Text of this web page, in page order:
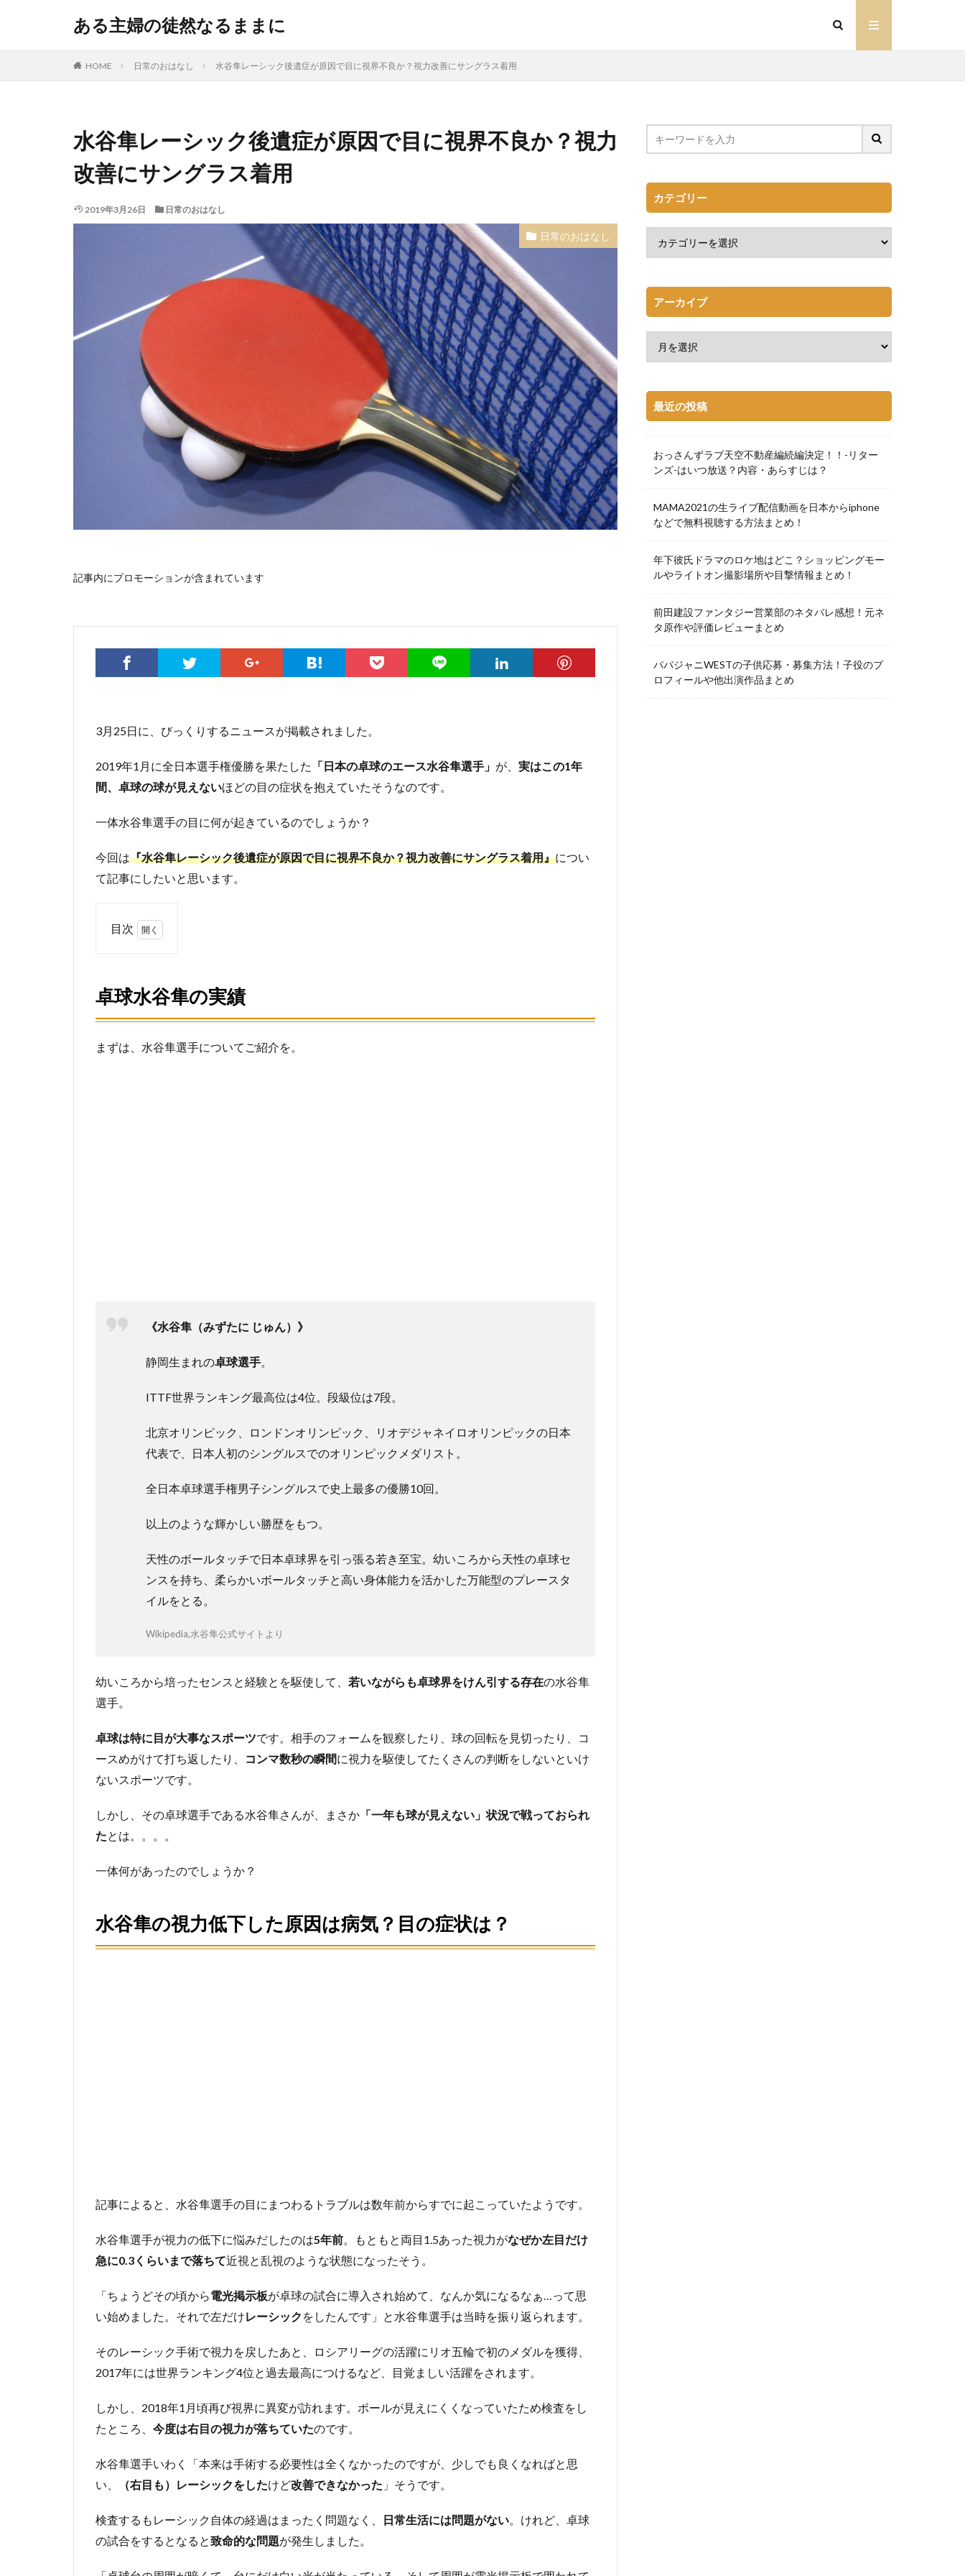
ある主婦の徒然なるままに
HOME 日常のおはなし 水谷隼レーシック後遺症が原因で目に視界不良か？視力改善にサングラス着用
水谷隼レーシック後遺症が原因で目に視界不良か？視力
改善にサングラス着用
2019年3月26日 日常のおはなし
日常のおはなし
記事内にプロモーションが含まれています
3月25日に、びっくりするニュースが掲載されました。
2019年1月に全日本選手権優勝を果たした 「日本の卓球のエース水谷隼選手」 が、 実はこの1年
間、卓球の球が見えないほどの目の症状を抱えていたそうなのです。
一体水谷隼選手の目に何が起きているのでしょうか？
今回は『水谷隼レーシック後遺症が原因で目に視界不良か？視力改善にサングラス着用』につい
て記事にしたいと思います。
目次
水
隼
の
実
ー
（メ
ガ
ネ）
で視
良回
復
ま
と
卓球水谷隼の実績
まずは、水谷隼選手についてご紹介を。
《水谷隼（みずたに じゅん）》
静岡生まれの卓球選手。
ITTF世界ランキング最高位は4位。段級位は7段。
北京オリンピック、ロンドンオリンピック、リオデジャネイロオリンピックの日本
代表で、日本人初のシングルスでのオリンピックメダリスト。
全日本卓球選手権男子シングルスで史上最多の優勝10回。
以上のような輝かしい勝歴をもつ。
天性のボールタッチで日本卓球界を引っ張る若き至宝。幼いころから天性の卓球セ
ンスを持ち、柔らかいボールタッチと高い身体能力を活かした万能型のプレースタ
イルをとる。
Wikipedia,水谷隼公式サイトより
幼いころから培ったセンスと経験とを駆使して、 若いながらも卓球界をけん引する存在の水谷隼
選手。
卓球は特に目が大事なスポーツです。相手のフォームを観察したり、球の回転を見切ったり、コ
ースめがけて打ち返したり、
コンマ数秒の瞬間に視力を駆使してたくさんの判断をしないといけ
ないスポーツです。
しかし、その卓球選手である水谷隼さんが、まさか 「一年も球が見えない」状況で戦っておられ
たとは。。。。
一体何があったのでしょうか？
水谷隼の視力低下した原因は病気？目の症状は？
記事によると、水谷隼選手の目にまつわるトラブルは数年前からすでに起こっていたようです。
水谷隼選手が視力の低下に悩みだしたのは5年前。もともと両目1.5あった視力がなぜか左目だけ
急に0.3くらいまで落ちて近視と乱視のような状態になったそう。
「ちょうどその頃から電光掲示板が卓球の試合に導入され始めて、なんか気になるなぁ…って思
い始めました。それで左だけレーシック をしたんです」と水谷隼選手は当時を振り返られます。
そのレーシック手術で視力を戻したあと、ロシアリーグの活躍にリオ五輪で初のメダルを獲得、
2017年には世界ランキング4位と過去最高につけるなど、目覚ましい活躍をされます。
しかし、2018年1月頃再び視界に異変が訪れます。ボールが見えにくくなっていたため検査をし
たところ、 今度は右目の視力が落ちていたのです。
水谷隼選手いわく「本来は手術する必要性は全くなかったのですが、少しでも良くなればと思
い、
（右目も）レーシックをしたけど改善できなかった 」そうです。
検査するもレーシック自体の経過はまったく問題なく、 日常生活には問題がない。けれど、卓球
の試合をするとなると致命的な問題が発生しました。
カテゴリー
アーカイブ
最近の投稿
おっさんずラブ天空不動産編続編決定！！-リター
ンズ-はいつ放送？内容・あらすじは？
MAMA2021の生ライブ配信動画を日本からiphone
などで無料視聴する方法まとめ！
年下彼氏ドラマのロケ地はどこ？ショッピングモー
ルやライトオン撮影場所や目撃情報まとめ！
前田建設ファンタジー営業部のネタバレ感想！元ネ
タ原作や評価レビューまとめ
パパジャニWESTの子供応募・募集方法！子役のプ
ロフィールや他出演作品まとめ